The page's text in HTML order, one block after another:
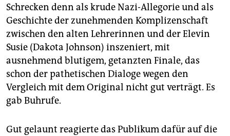
Schrecken denn als krude Nazi-Allegorie und als
Geschichte der zunehmenden Komplizenschaft
zwischen den alten Lehrerinnen und der Elevin
Susie (Dakota Johnson) inszeniert, mit
ausnehmend blutigem, getanzten Finale, das
schon der pathetischen Dialoge wegen den
Vergleich mit dem Original nicht gut verträgt. Es
gab Buhrufe.
Gut gelaunt reagierte das Publikum dafür auf die